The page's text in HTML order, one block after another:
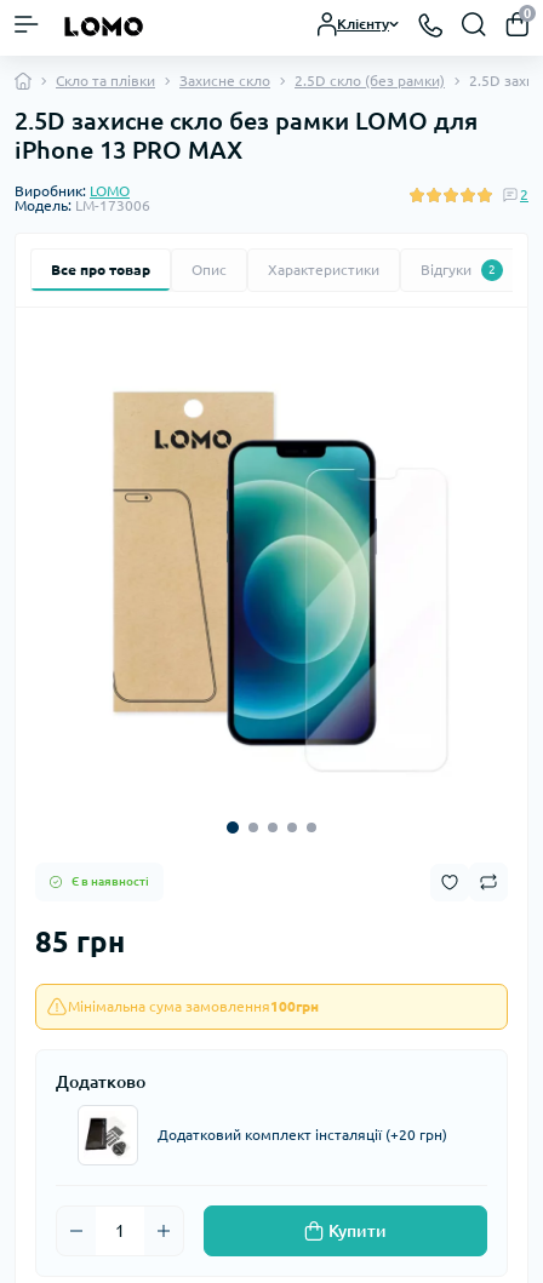
Клієнту
0
Скло та плівки Захисне скло 2.5D скло (без рамки) 2.5D
2.5D захисне скло без рамки LOMO для
iPhone 13 PRO MAX
Виробник: LOMO
Модель: LM-173006
2
Все про товар Опис Характеристики Відгуки 2
Є в наявності
85 грн
Мінімальна сума замовлення100грн
Додатково
Додатковий комплект інсталяції (+20 грн)
Купити